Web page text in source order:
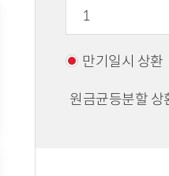
만기일시 상환
원금균등분할 상